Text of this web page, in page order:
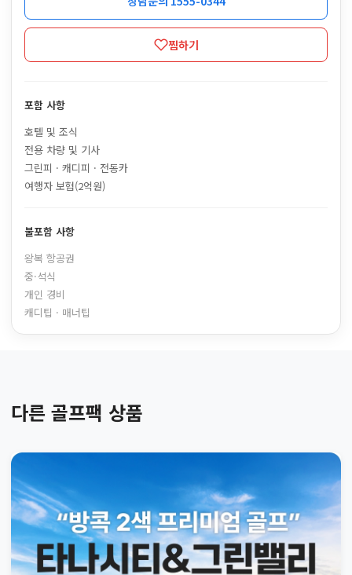
찜하기
포함 사항
호텔 및 조식
전용 차량 및 기사
그린피 · 캐디피 · 전동카
여행자 보험(2억원)
불포함 사항
왕복 항공권
중·석식
개인 경비
캐디팁 · 매너팁
다른 골프팩 상품